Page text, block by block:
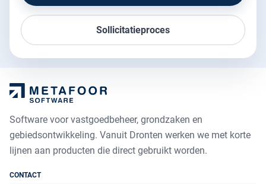
Sollicitatieproces
Software voor vastgoedbeheer, grondzaken en
gebiedsontwikkeling. Vanuit Dronten werken we met korte
lijnen aan producten die direct gebruikt worden.
CONTACT